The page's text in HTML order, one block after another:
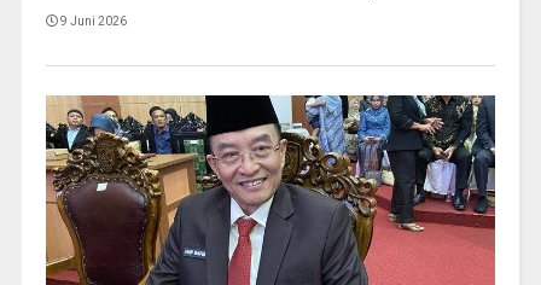
9 Juni 2026